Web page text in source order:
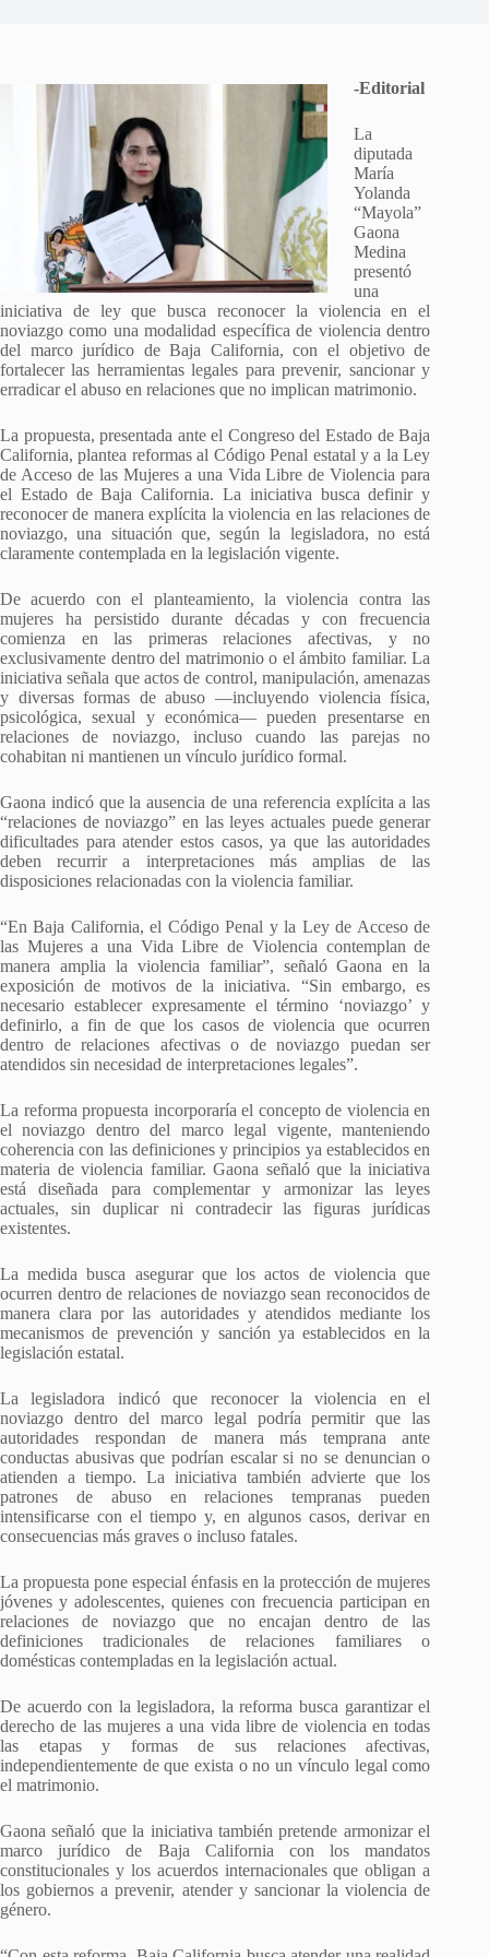
-Editorial
La
diputada
María
Yolanda
“Mayola”
Gaona
Medina
presentó
una
iniciativa de ley que busca reconocer la violencia en el
noviazgo como una modalidad específica de violencia dentro
del marco jurídico de Baja California, con el objetivo de
fortalecer las herramientas legales para prevenir, sancionar y
erradicar el abuso en relaciones que no implican matrimonio.
La propuesta, presentada ante el Congreso del Estado de Baja
California, plantea reformas al Código Penal estatal y a la Ley
de Acceso de las Mujeres a una Vida Libre de Violencia para
el Estado de Baja California. La iniciativa busca definir y
reconocer de manera explícita la violencia en las relaciones de
noviazgo, una situación que, según la legisladora, no está
claramente contemplada en la legislación vigente.
De acuerdo con el planteamiento, la violencia contra las
mujeres ha persistido durante décadas y con frecuencia
comienza en las primeras relaciones afectivas, y no
exclusivamente dentro del matrimonio o el ámbito familiar. La
iniciativa señala que actos de control, manipulación, amenazas
y diversas formas de abuso —incluyendo violencia física,
psicológica, sexual y económica— pueden presentarse en
relaciones de noviazgo, incluso cuando las parejas no
cohabitan ni mantienen un vínculo jurídico formal.
Gaona indicó que la ausencia de una referencia explícita a las
“relaciones de noviazgo” en las leyes actuales puede generar
dificultades para atender estos casos, ya que las autoridades
deben recurrir a interpretaciones más amplias de las
disposiciones relacionadas con la violencia familiar.
“En Baja California, el Código Penal y la Ley de Acceso de
las Mujeres a una Vida Libre de Violencia contemplan de
manera amplia la violencia familiar”, señaló Gaona en la
exposición de motivos de la iniciativa. “Sin embargo, es
necesario establecer expresamente el término ‘noviazgo’ y
definirlo, a fin de que los casos de violencia que ocurren
dentro de relaciones afectivas o de noviazgo puedan ser
atendidos sin necesidad de interpretaciones legales”.
La reforma propuesta incorporaría el concepto de violencia en
el noviazgo dentro del marco legal vigente, manteniendo
coherencia con las definiciones y principios ya establecidos en
materia de violencia familiar. Gaona señaló que la iniciativa
está diseñada para complementar y armonizar las leyes
actuales, sin duplicar ni contradecir las figuras jurídicas
existentes.
La medida busca asegurar que los actos de violencia que
ocurren dentro de relaciones de noviazgo sean reconocidos de
manera clara por las autoridades y atendidos mediante los
mecanismos de prevención y sanción ya establecidos en la
legislación estatal.
La legisladora indicó que reconocer la violencia en el
noviazgo dentro del marco legal podría permitir que las
autoridades respondan de manera más temprana ante
conductas abusivas que podrían escalar si no se denuncian o
atienden a tiempo. La iniciativa también advierte que los
patrones de abuso en relaciones tempranas pueden
intensificarse con el tiempo y, en algunos casos, derivar en
consecuencias más graves o incluso fatales.
La propuesta pone especial énfasis en la protección de mujeres
jóvenes y adolescentes, quienes con frecuencia participan en
relaciones de noviazgo que no encajan dentro de las
definiciones tradicionales de relaciones familiares o
domésticas contempladas en la legislación actual.
De acuerdo con la legisladora, la reforma busca garantizar el
derecho de las mujeres a una vida libre de violencia en todas
las etapas y formas de sus relaciones afectivas,
independientemente de que exista o no un vínculo legal como
el matrimonio.
Gaona señaló que la iniciativa también pretende armonizar el
marco jurídico de Baja California con los mandatos
constitucionales y los acuerdos internacionales que obligan a
los gobiernos a prevenir, atender y sancionar la violencia de
género.